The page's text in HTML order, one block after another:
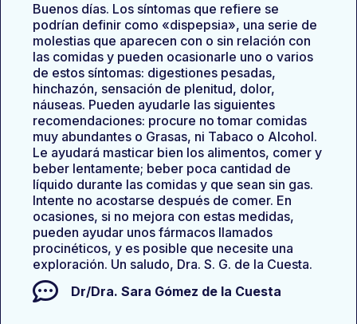
Buenos días. Los síntomas que refiere se
podrían definir como «dispepsia», una serie de
molestias que aparecen con o sin relación con
las comidas y pueden ocasionarle uno o varios
de estos síntomas: digestiones pesadas,
hinchazón, sensación de plenitud, dolor,
náuseas. Pueden ayudarle las siguientes
recomendaciones: procure no tomar comidas
muy abundantes o Grasas, ni Tabaco o Alcohol.
Le ayudará masticar bien los alimentos, comer y
beber lentamente; beber poca cantidad de
líquido durante las comidas y que sean sin gas.
Intente no acostarse después de comer. En
ocasiones, si no mejora con estas medidas,
pueden ayudar unos fármacos llamados
procinéticos, y es posible que necesite una
exploración. Un saludo, Dra. S. G. de la Cuesta.
Dr/Dra. Sara Gómez de la Cuesta